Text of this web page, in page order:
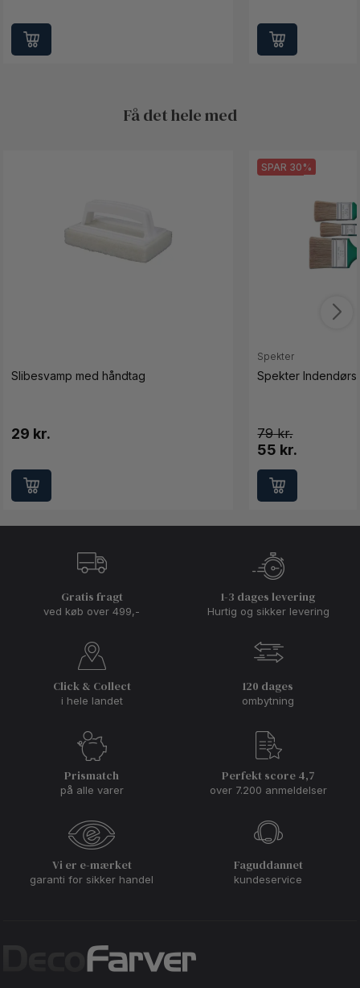
Få det hele med
Slibesvamp med håndtag
29 kr.
SPAR 30%
Spekter
Spekter
79
55 kr.
Gratis fragt
ved køb over 499,-
1-3 dages levering
Hurtig og sikker levering
Click & Collect
i hele landet
120 dages
ombytning
Prismatch
på alle varer
Perfekt score 4,7
over 7.200 anmeldelser
Vi er e-mærket
garanti for sikker handel
Faguddannet
kundeservice